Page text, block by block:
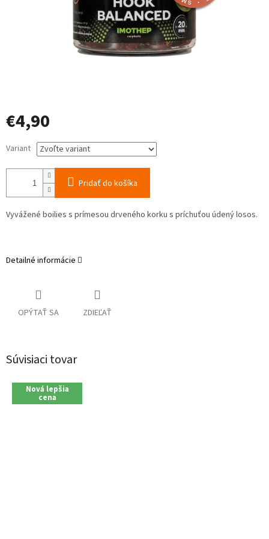
€4,90
Jednotková
cena:
Variant
Pridať do košíka
Vyvážené boilies s prímesou drveného korku s príchuťou údený losos.
Detailné informácie
OPÝTAŤ SA ZDIEĽAŤ
Súvisiaci tovar
Nová lepšia
cena